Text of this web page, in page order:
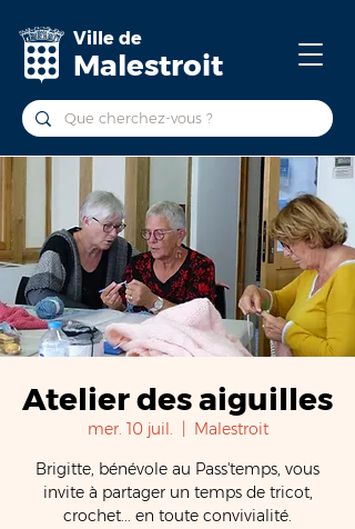
Ville de
Malestroit
Atelier des aiguilles
mer. 10 juil.
Malestroit
Brigitte, bénévole au Pass'temps, vous
invite à partager un temps de tricot,
crochet... en toute convivialité.